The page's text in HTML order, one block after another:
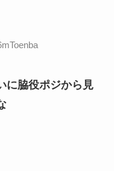
に脇役ポジから見